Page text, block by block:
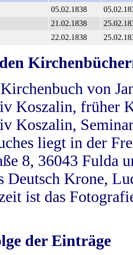
05.02.1838
21.02.1838
22.02.1838
von
Koszalin, früher
Koszalin,
liegt in der
8, 36043 Fulda
Deutsch Krone,
ist das
der Einträge